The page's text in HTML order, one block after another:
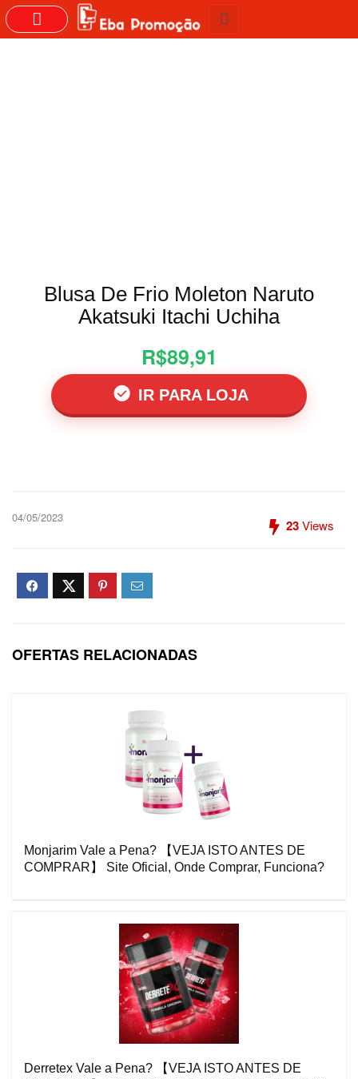
Blusa De Frio Moleton Naruto
Akatsuki Itachi Uchiha
R$89,91
IR PARA LOJA
04/05/2023 23Views
OFERTAS RELACIONADAS
Monjarim Vale a Pena? 【VEJA ISTO ANTES DE
COMPRAR】 Site Oficial, Onde Comprar, Funciona?
Derretex Vale a Pena? 【VEJA ISTO ANTES DE